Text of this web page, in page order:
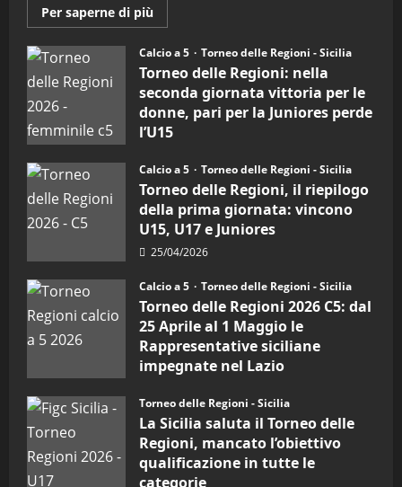
Per saperne di più
informazioni
Torneo
delle
Regioni
di
calcio
a
5:
la
Juniores
è
vicecampione
d’Italia
Calcio a 5 Torneo delle Regioni - Sicilia
Torneo delle Regioni: nella
seconda giornata vittoria per le
donne, pari per la Juniores perde
l’U15
Calcio a 5
Torneo delle Regioni - Sicilia
Torneo delle Regioni, il riepilogo
della prima giornata: vincono
U15, U17 e Juniores
25/04/2026
Calcio a 5 Torneo delle Regioni - Sicilia
Torneo delle Regioni 2026 C5: dal
25 Aprile al 1 Maggio le
Rappresentative siciliane
impegnate nel Lazio
Torneo delle Regioni - Sicilia
La Sicilia saluta il Torneo delle
Regioni, mancato l’obiettivo
qualificazione in tutte le
categorie